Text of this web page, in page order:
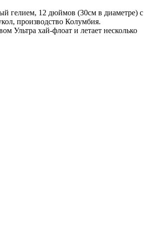
гелием, 12 дюймов (30см в диаметре) с
производство Колумбия.
Ультра хай-флоат и летает несколько